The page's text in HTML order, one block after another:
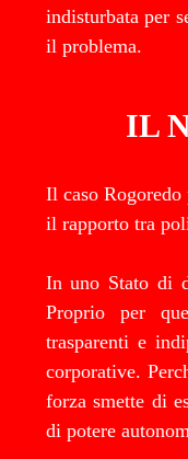
indisturbata per
il problema.
IL
Il caso Rogoredo
il rapporto tra
In uno Stato di
Proprio per
trasparenti e
corporative.
forza smette di
di potere